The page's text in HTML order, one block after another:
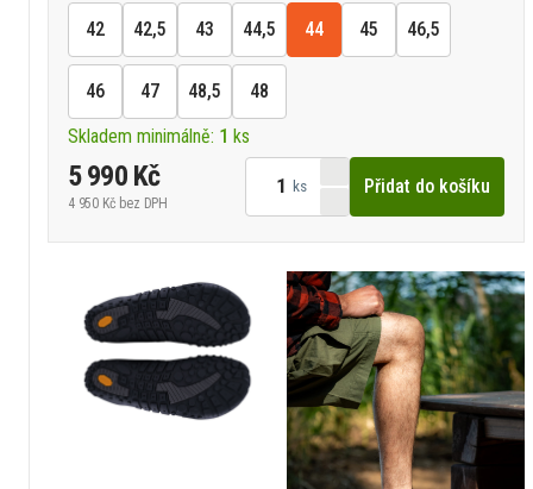
42 42,5 43 44,5 44 45 46,5
46 47 48,5
48
Skladem minimálně: 1 ks
5 990 Kč
4 950 Kč bez DPH
ks Přidat do košíku